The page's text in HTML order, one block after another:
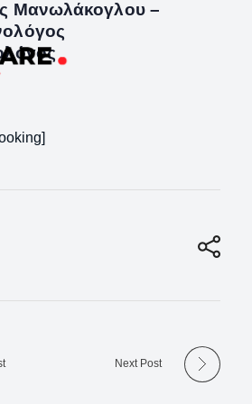
Μανωλάκογλου –
Next Post